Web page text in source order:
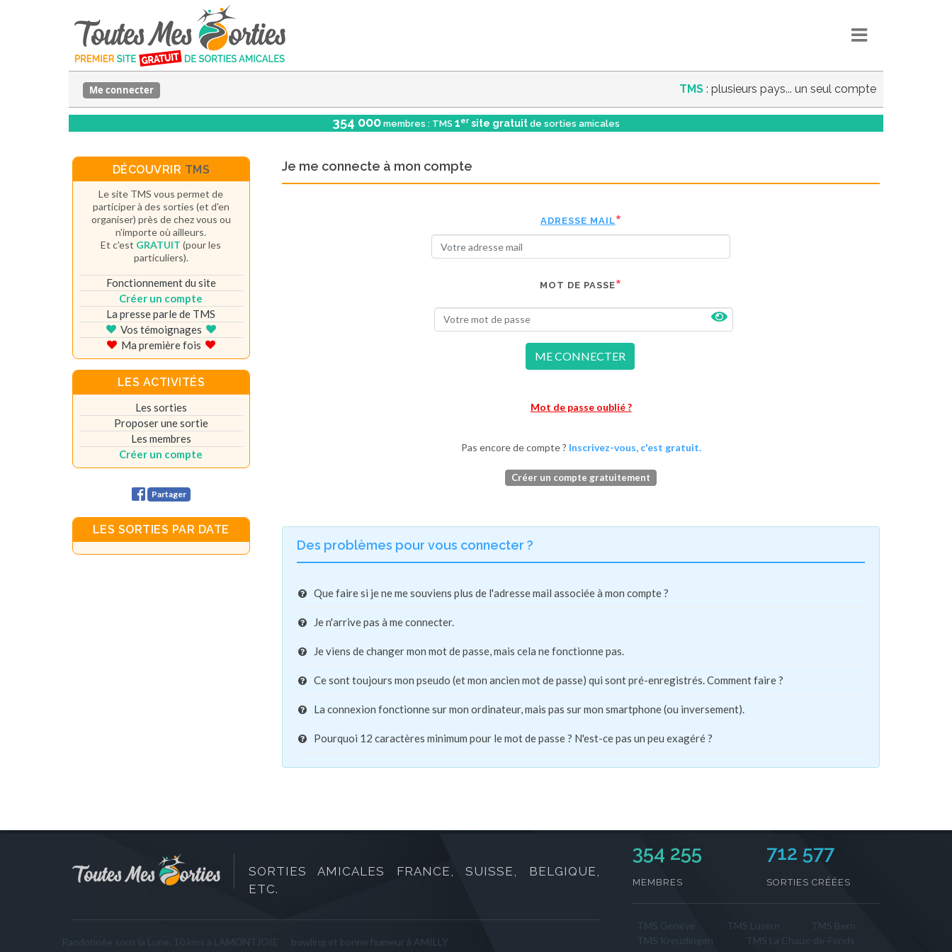
TMS : plusieurs pays... un seul compte
Me connecter
354 000 membres : TMS 1er site gratuit de sorties amicales
Je me connecte à mon compte
ADRESSE MAIL
MOT DE PASSE
ME CONNECTER
Mot de passe oublié ?
Pas encore de compte ? Inscrivez-vous, c'est gratuit.
Créer un compte gratuitement
Des problèmes pour vous connecter ?
Que faire si je ne me souviens plus de l'adresse mail associée à mon compte ?
Je n'arrive pas à me connecter.
Je viens de changer mon mot de passe, mais cela ne fonctionne pas.
Ce sont toujours mon pseudo (et mon ancien mot de passe) qui sont pré-enregistrés. Comment faire ?
La connexion fonctionne sur mon ordinateur, mais pas sur mon smartphone (ou inversement).
Pourquoi 12 caractères minimum pour le mot de passe ? N'est-ce pas un peu exagéré ?
DÉCOUVRIR TMS
Le site TMS vous permet de
participer à des sorties (et d'en
organiser) près de chez vous ou
n'importe où ailleurs.
Et c'est GRATUIT (pour les
particuliers).
Fonctionnement du site
Créer un compte
La presse parle de TMS
Vos témoignages
Ma première fois
LES ACTIVITÉS
Les sorties
Proposer une sortie
Les membres
Créer un compte
Partager
LES SORTIES PAR DATE
SORTIES AMICALES FRANCE, SUISSE, BELGIQUE,
ETC.
Randonnée sous la Lune, 10 kms à LAMONTJOIE
bowling et bonne humeur à AMILLY
354 255
MEMBRES
712 577
SORTIES CRÉÉES
TMS Luzern
TMS Bern
TMS Kreuzlingen
TMS La Chaux-de-Fonds